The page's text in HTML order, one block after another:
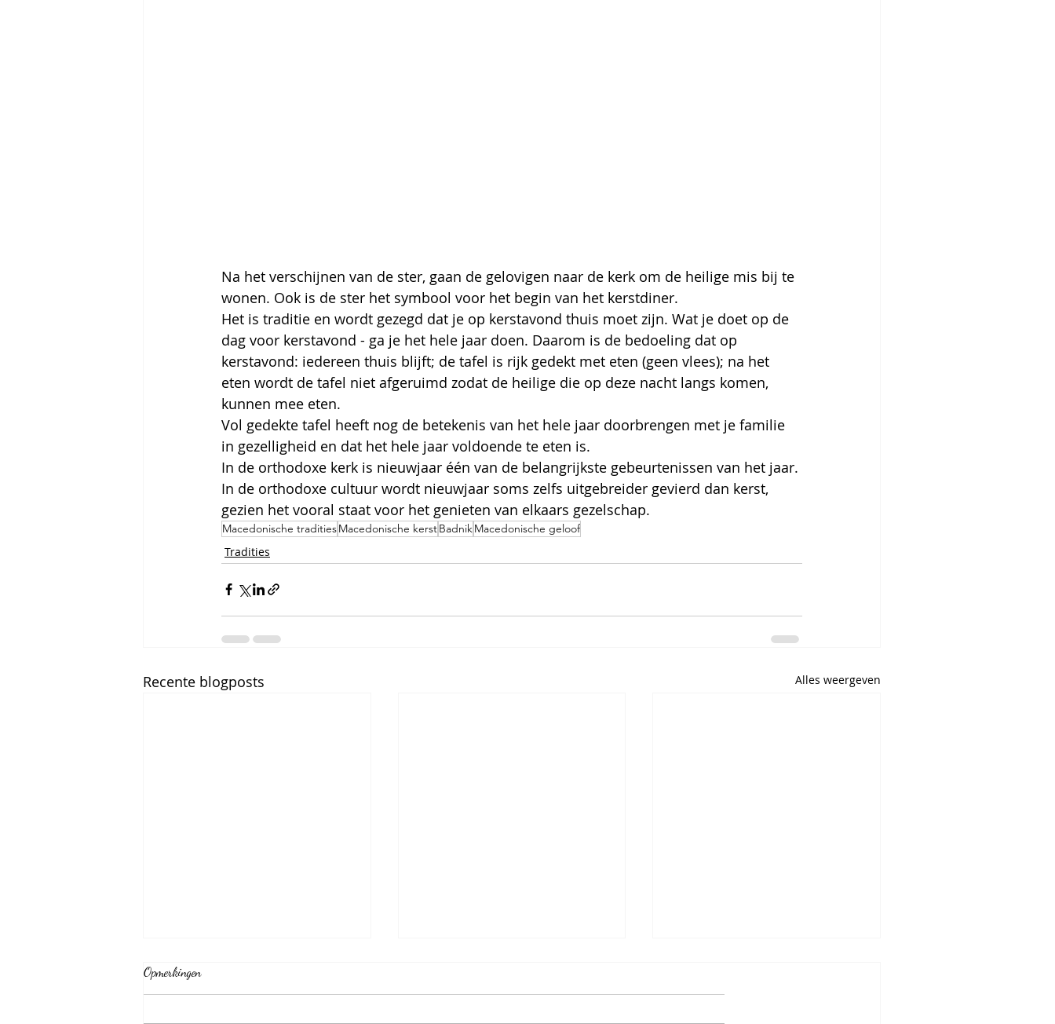
Na het verschijnen van de ster, gaan de gelovigen naar de kerk om de heilige mis bij te
wonen. Ook is de ster het symbool voor het begin van het kerstdiner.
Het is traditie en wordt gezegd dat je op kerstavond thuis moet zijn. Wat je doet op de
dag voor kerstavond - ga je het hele jaar doen. Daarom is de bedoeling dat op
kerstavond: iedereen thuis blijft; de tafel is rijk gedekt met eten (geen vlees); na het
eten wordt de tafel niet afgeruimd zodat de heilige die op deze nacht langs komen,
kunnen mee eten.
Vol gedekte tafel heeft nog de betekenis van het hele jaar doorbrengen met je familie
in gezelligheid en dat het hele jaar voldoende te eten is.
In de orthodoxe kerk is nieuwjaar één van de belangrijkste gebeurtenissen van het jaar.
In de orthodoxe cultuur wordt nieuwjaar soms zelfs uitgebreider gevierd dan kerst,
gezien het vooral staat voor het genieten van elkaars gezelschap.
Macedonische traditiesMacedonische kerstBadnikMacedonische geloof
Tradities
Recente blogposts Alles weergeven
Opmerkingen